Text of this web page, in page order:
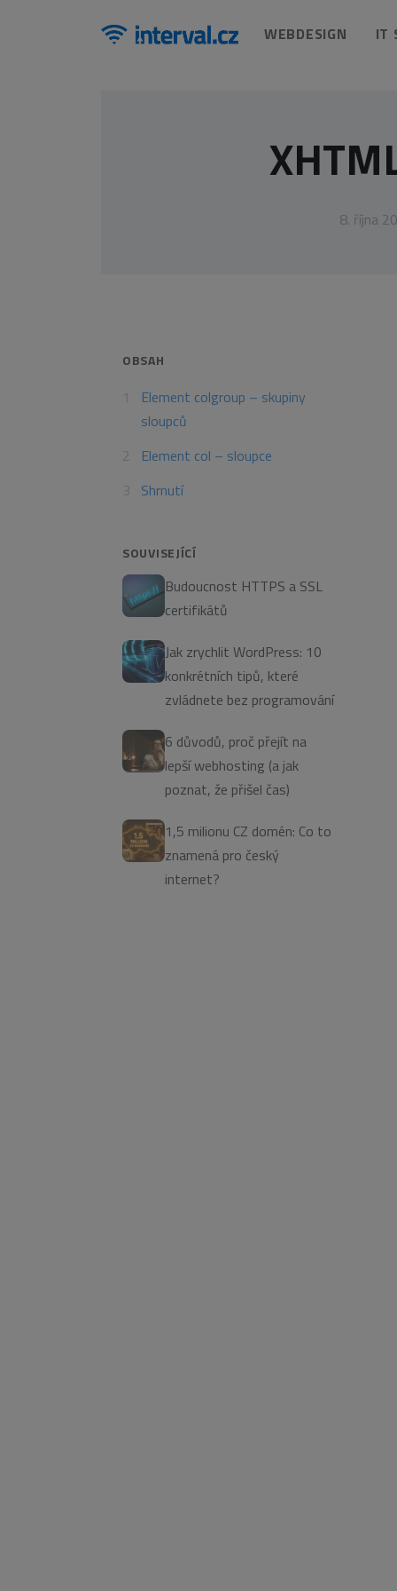
WEBDESIGN IT
8. října
OBSAH
Element colgroup – skupiny
sloupců
Element col – sloupce
Shrnutí
SOUVISEJÍCÍ
Budoucnost HTTPS a SSL
certifikátů
Jak zrychlit WordPress: 10
konkrétních tipů, které
zvládnete bez programování
6 důvodů, proč přejít na
lepší webhosting (a jak
poznat, že přišel čas)
1,5 milionu CZ domén: Co to
znamená pro český
internet?